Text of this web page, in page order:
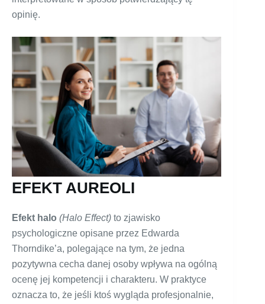
opinię.
EFEKT AUREOLI
Efekt halo (Halo Effect) to zjawisko
psychologiczne opisane przez Edwarda
Thorndike’a, polegające na tym, że jedna
pozytywna cecha danej osoby wpływa na ogólną
ocenę jej kompetencji i charakteru. W praktyce
oznacza to, że jeśli ktoś wygląda profesjonalnie,